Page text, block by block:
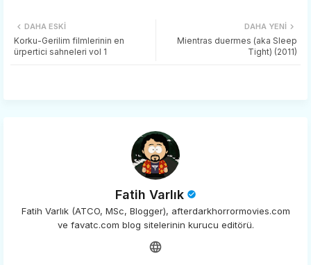
ats
DAHA YENI
Mientras duermes (aka Sleep
Tight) (2011)
DAHA ESKI
Korku-Gerilim filmlerinin en
ürpertici sahneleri vol 1
Fatih Varlık
Fatih Varlık (ATCO, MSc, Blogger), afterdarkhorrormovies.com
ve favatc.com blog sitelerinin kurucu editörü.